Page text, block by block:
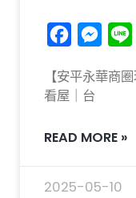
Facebook
【安平永華商
看屋｜台
READ MORE »
2025-05-10